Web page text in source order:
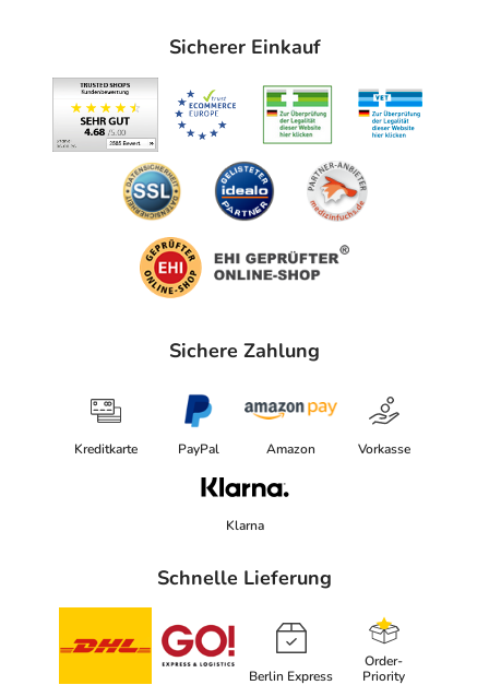
Sicherer Einkauf
Sichere Zahlung
Kreditkarte PayPal Amazon Vorkasse
Klarna
Schnelle Lieferung
Berlin Express
Order-
Priority